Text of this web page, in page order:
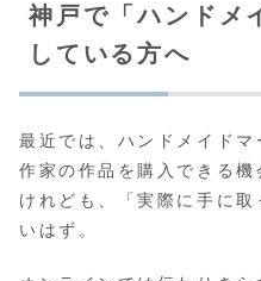
神戸で「ハンドメ
している方へ
最近では、ハンドメイド
作家の作品を購入できる機
けれども、「実際に手に
いはず。